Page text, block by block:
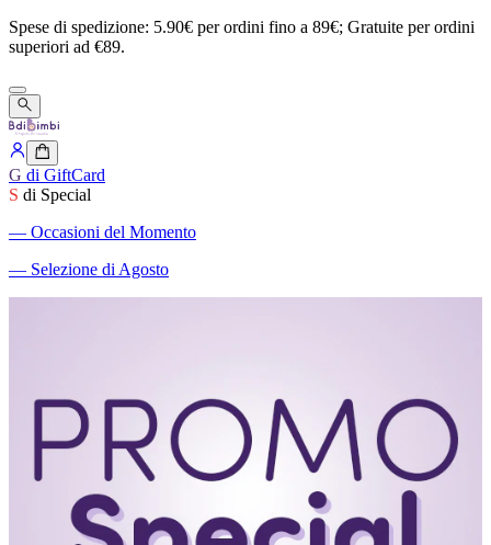
Spese di spedizione: 5.90€ perordini fino a 89€; Gratuite perordini
superiori ad €89.
G di GiftCard
S di Special
― Occasioni del Momento
― Selezione di Agosto